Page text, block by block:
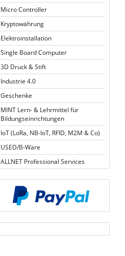
Micro Controller
Kryptowährung
Elektroinstallation
Single Board Computer
3D Druck & Stift
Industrie 4.0
Geschenke
MINT Lern- & Lehrmittel für
Bildungseinrichtungen
IoT (LoRa, NB-IoT, RFID, M2M & Co)
USED/B-Ware
ALLNET Professional Services